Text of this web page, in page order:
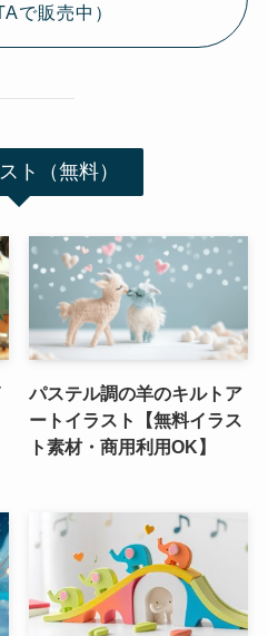
で販売中）
ト（無料）
パステル調の羊のキルトア
ートイラスト【無料イラス
ト素材・商用利用OK】